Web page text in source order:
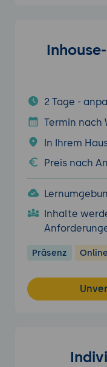
2 Tage -
Termin nach
In Ihrem
Preis nach
Inhalte
Präsenz Online